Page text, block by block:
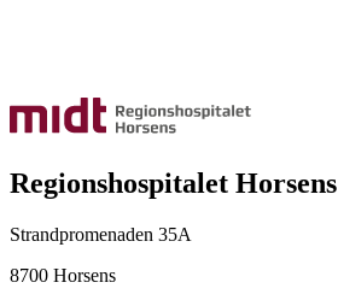
Regionshospitalet Horsens
Strandpromenaden 35A
8700 Horsens